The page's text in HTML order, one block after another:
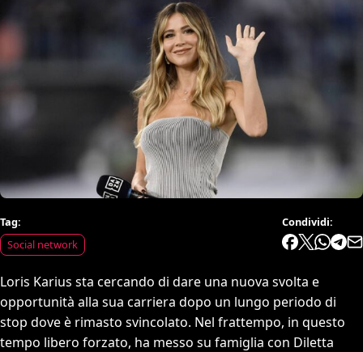
Tag:
Social network
Condividi:
Loris Karius sta cercando di dare una nuova svolta e
opportunità alla sua carriera dopo un lungo periodo di
stop dove è rimasto svincolato. Nel frattempo, in questo
tempo libero forzato, ha messo su famiglia con Diletta